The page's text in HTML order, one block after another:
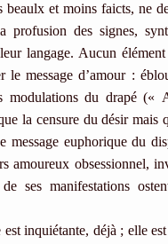
beaulx et moins faicts, ne
profusion des signes,
langage. Aucun
le message d’amour :
modulations du drapé
la censure du désir mais
message euphorique du
amoureux obsessionnel,
ses manifestations
inquiétante, déjà ; elle est